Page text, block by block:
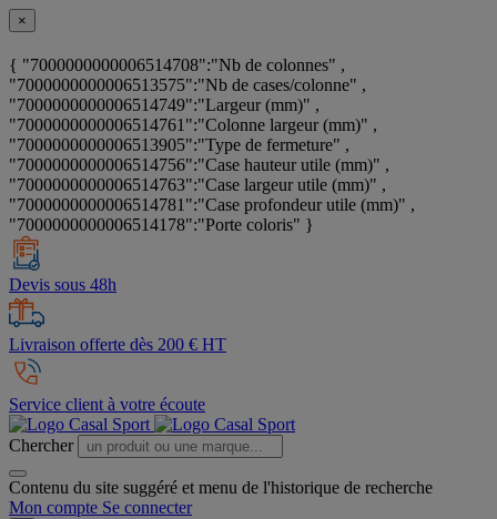
×
{ "7000000000006514708":"Nb de colonnes" ,
"7000000000006513575":"Nb de cases/colonne" ,
"7000000000006514749":"Largeur (mm)" ,
"7000000000006514761":"Colonne largeur (mm)" ,
"7000000000006513905":"Type de fermeture" ,
"7000000000006514756":"Case hauteur utile (mm)" ,
"7000000000006514763":"Case largeur utile (mm)" ,
"7000000000006514781":"Case profondeur utile (mm)" ,
"7000000000006514178":"Porte coloris" }
Devis sous 48h
Livraison offerte dès 200 € HT
Service client à votre écoute
Chercher
Contenu du site suggéré et menu de l'historique de recherche
Mon compte Se connecter